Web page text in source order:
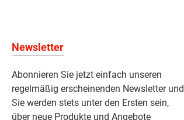
Newsletter
Abonnieren Sie jetzt einfach unseren
regelmäßig erscheinenden Newsletter und
Sie werden stets unter den Ersten sein,
über neue Produkte und Angebote